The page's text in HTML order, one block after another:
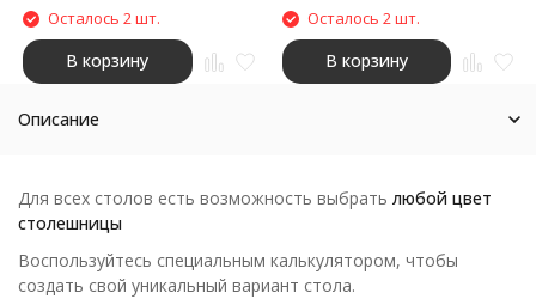
Осталось 2 шт.
В корзину
Осталось 2 шт.
В корзину
Описание
Для всех столов есть возможность выбрать любой цвет
столешницы
Воспользуйтесь специальным калькулятором, чтобы
создать свой уникальный вариант стола.